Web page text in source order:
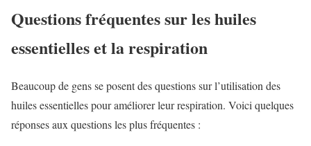
Questions fréquentes sur les huiles
essentielles et la respiration
Beaucoup de gens se posent des questions sur l’utilisation des
huiles essentielles pour améliorer leur respiration. Voici quelques
réponses aux questions les plus fréquentes :